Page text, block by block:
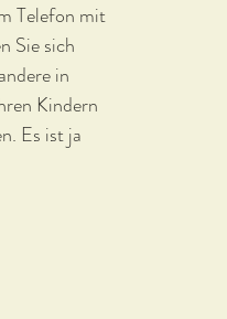
Telefon mit
Sie sich
in
Kindern
Es ist ja